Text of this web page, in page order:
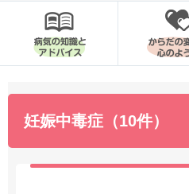
妊娠中毒症（10件）